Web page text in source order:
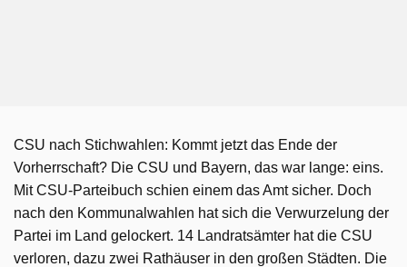
CSU nach Stichwahlen: Kommt jetzt das Ende der
Vorherrschaft? Die CSU und Bayern, das war lange: eins.
Mit CSU-Parteibuch schien einem das Amt sicher. Doch
nach den Kommunalwahlen hat sich die Verwurzelung der
Partei im Land gelockert. 14 Landratsämter hat die CSU
verloren, dazu zwei Rathäuser in den großen Städten. Die